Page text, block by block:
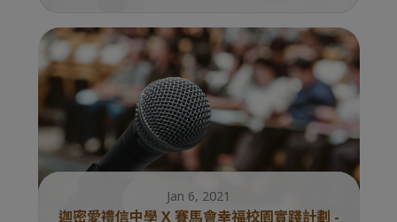
Jan 6, 2021
迦密愛禮信中學 X 賽馬會幸福校園實踐計劃 -